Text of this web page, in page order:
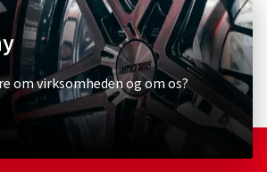
om virksomheden og om os?